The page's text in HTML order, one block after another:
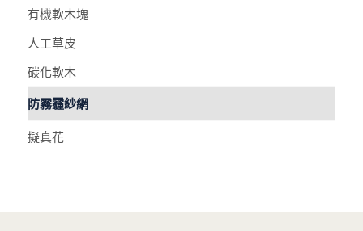
有機軟木塊
人工草皮
碳化軟木
防霧霾紗網
擬真花